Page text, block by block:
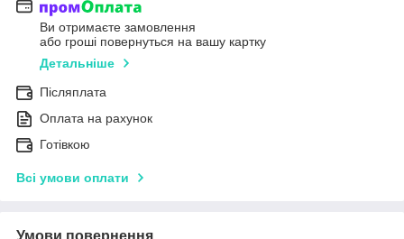
Ви отримаєте замовлення
або гроші повернуться на вашу картку
Детальніше
Післяплата
Оплата на рахунок
Готівкою
Всі умови оплати